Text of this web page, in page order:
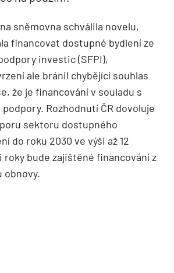
sněmovna schválila novelu,
financovat dostupné bydlení ze
investic (SFPI),
ale bránil chybějící souhlas
že je financování v souladu s
Rozhodnutí ČR dovoluje
sektoru dostupného
do roku 2030 ve výši až 12
bude zajištěné financování z
obnovy.